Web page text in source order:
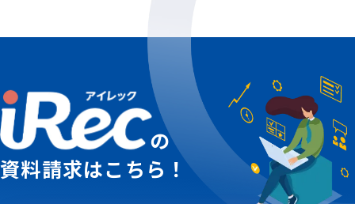
の
資料請求はこちら！